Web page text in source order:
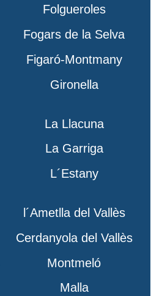
Folgueroles
Fogars de la Selva
Figaró-Montmany
Gironella
La Llacuna
La Garriga
L´Estany
l´Ametlla del Vallès
Cerdanyola del Vallès
Montmeló
Malla